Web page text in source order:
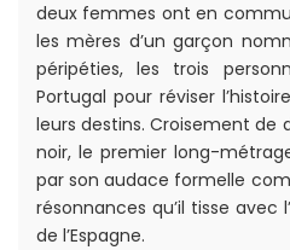
deux femmes ont en
les mères d’un garçon
péripéties, les trois
Portugal pour réviser
leurs destins. Croisement
noir, le premier long-
par son audace formelle
résonnances qu’il tisse avec
de l’Espagne.